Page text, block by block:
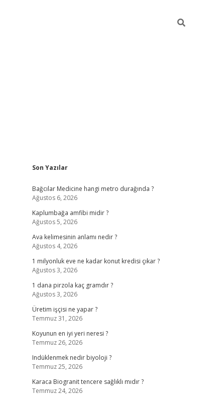
Sidebar
Son Yazılar
Bağcılar Medicine hangi metro durağında ?
Ağustos 6, 2026
Kaplumbağa amfibi midir ?
Ağustos 5, 2026
Ava kelimesinin anlamı nedir ?
Ağustos 4, 2026
1 milyonluk eve ne kadar konut kredisi çıkar ?
Ağustos 3, 2026
1 dana pirzola kaç gramdır ?
Ağustos 3, 2026
Üretim işçisi ne yapar ?
Temmuz 31, 2026
Koyunun en iyi yeri neresi ?
Temmuz 26, 2026
Indüklenmek nedir biyoloji ?
Temmuz 25, 2026
Karaca Biogranit tencere sağlıklı mıdır ?
Temmuz 24, 2026